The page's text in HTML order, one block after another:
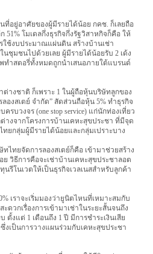
ที่อยู่อาศัยของผู้มีรายได้น้อย กคช. ก็เลยถือ
51% โมเดลกึ่งธุรกิจกึ่งรัฐวิสาหกิจก็คือ ให้
ใช้งบประมาณแผ่นดิน สร้างบ้านเช่า
นชุมชนไปด้วยเลย ผู้มีรายได้น้อยรับ 2 เด้ง
ทำสตอรี่ทั้งหมดถูกนำเสนอภายใต้แบรนด์
างชาติ ก็เพราะ 1 ในผู้ถือหุ้นบริษัทลูกของ
องสเตย์ จำกัด” สัดส่วนถือหุ้น 5% ทำธุรกิจ
บวงจร (one stop service) แก่นักท่องเที่ยว
างจากโครงการบ้านเคหะสุขประชา ที่มีจุด
ยกลุ่มผู้มีรายได้น้อยและกลุ่มเปราะบาง
ทยจัดการลองสเตย์ก็คือ เข้ามาช่วยสร้าง
วิธีการคือจะเช่าบ้านเคหะสุขประชาลอต
รีโนเวตให้เป็นธุรกิจเวลเนสสำหรับลูกค้า
เราจะเริ่มมองว่ายูนิตไหนที่เหมาะสมกับ
วกเรื่องการเข้ามาเช่าในระยะสั้นจนถึง
ตั้งแต่ 1 เดือนถึง 1 ปี มีการชำระเงินเสีย
งเป็นการวางแผนร่วมกับเคหะสุขประชา